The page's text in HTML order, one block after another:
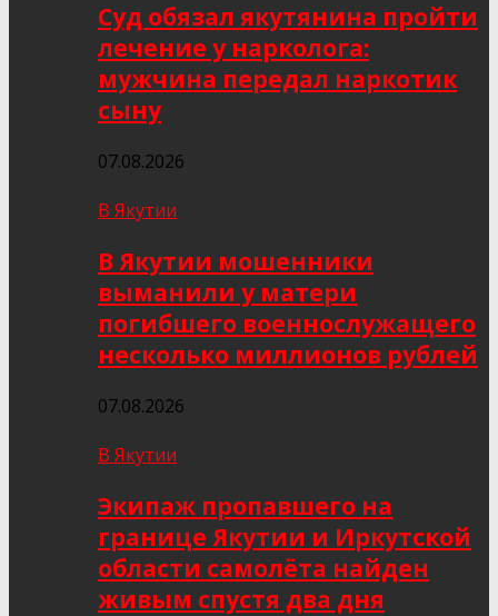
Суд обязал якутянина пройти
лечение у нарколога:
мужчина передал наркотик
сыну
07.08.2026
В Якутии
В Якутии мошенники
выманили у матери
погибшего военнослужащего
несколько миллионов рублей
07.08.2026
В Якутии
Экипаж пропавшего на
границе Якутии и Иркутской
области самолёта найден
живым спустя два дня